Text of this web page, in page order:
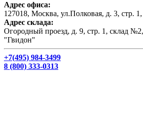
Адрес офиса:
127018, Москва, ул.Полковая, д. 3, стр.
Адрес склада:
Огородный проезд, д. 9, стр. 1, склад
"Гвидон"
+7(495) 984-3499
8 (800) 333-0313